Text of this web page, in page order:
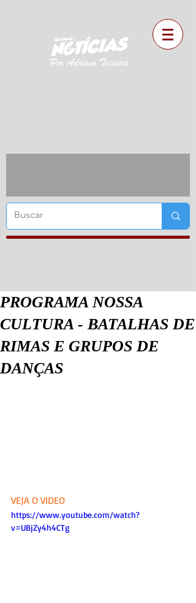
PROGRAMA NOSSA
CULTURA - BATALHAS DE
RIMAS E GRUPOS DE
DANÇAS
VEJA O VIDEO
https://www.youtube.com/watch?
v=UBjZy4h4CTg